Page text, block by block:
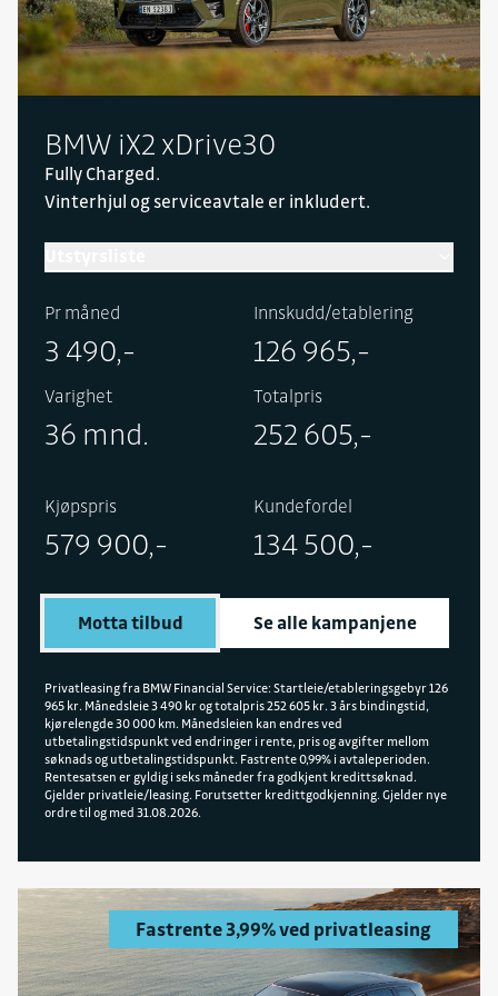
BMW iX2 xDrive30
Fully Charged.
Vinterhjul og serviceavtale er inkludert.
Rattvarme, utfellbart tilhengerfeste, Active Seat
for fører og passasjer, elektrisk setejustering i
Comfort Access, BMW Head-Up Display, eksteriør
speilpakke, BMW Live Cockpit Professional,
oppbevaring for trådløs lading, BMW kidney
'Iconic Glow', Parking Assistant Plus,
interiør deler, M Sport eksteriør deler,
interiørlister Aluminium Hexacube Pale M, BMW
Individual high-gloss Shadow Line, BMW
Individual innertaktrekk antrasitt, sportsseter
fremseter og 19" felger.
Pr måned
3 490,-
Innskudd/etablering
126 965,-
Varighet
36 mnd.
Totalpris
252 605,-
Kjøpspris
579 900,-
Kundefordel
134 500,-
Motta tilbud Se alle kampanjene
Privatleasing fra BMW Financial Service: Startleie/etableringsgebyr 126
965 kr. Månedsleie 3 490 kr og totalpris 252 605 kr. 3 års bindingstid,
kjørelengde 30 000 km. Månedsleien kan endres ved
utbetalingstidspunkt ved endringer i rente, pris og avgifter mellom
søknads og utbetalingstidspunkt. Fastrente 0,99% i avtaleperioden.
Rentesatsen er gyldig i seks måneder fra godkjent kredittsøknad.
Gjelder privatleie/leasing. Forutsetter kredittgodkjenning. Gjelder nye
ordre til og med 31.08.2026.
Fastrente 3,99% ved privatleasing